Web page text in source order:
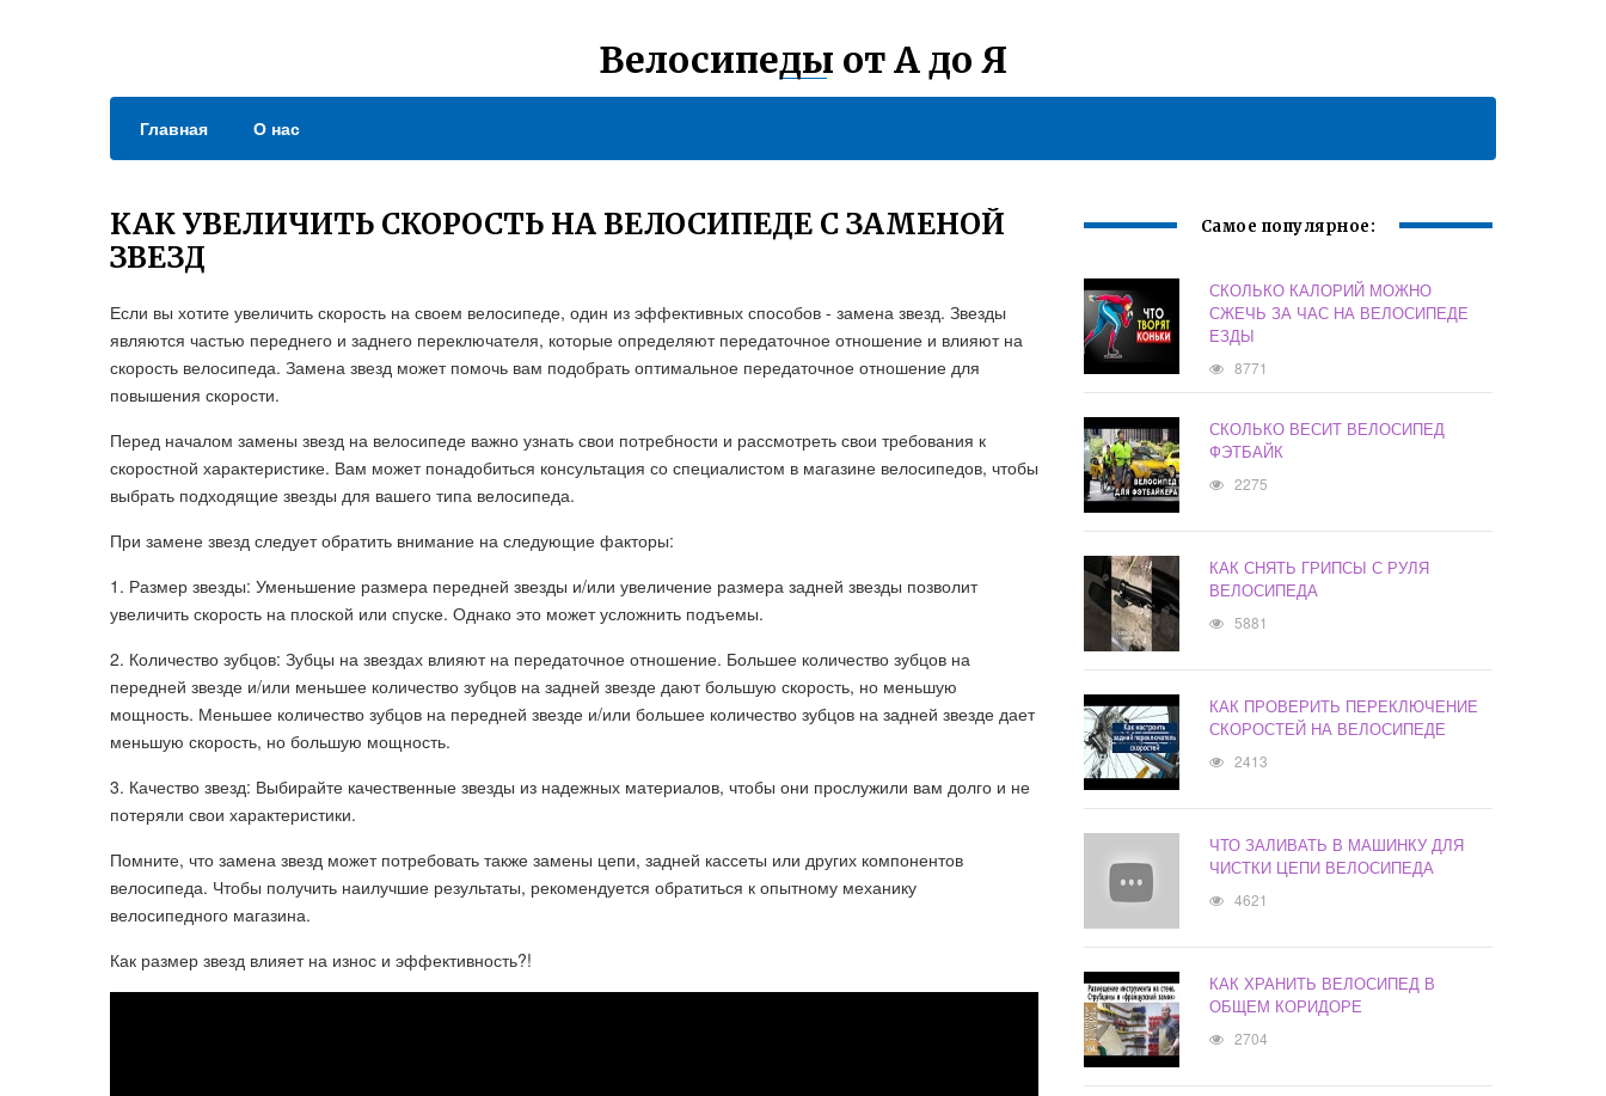
Велосипеды от А до Я
Главная О нас
КАК УВЕЛИЧИТЬ СКОРОСТЬ НА ВЕЛОСИПЕДЕ С ЗАМЕНОЙ
ЗВЕЗД
Если вы хотите увеличить скорость на своем велосипеде, один из эффективных способов - замена звезд. Звезды
являются частью переднего и заднего переключателя, которые определяют передаточное отношение и влияют на
скорость велосипеда. Замена звезд может помочь вам подобрать оптимальное передаточное отношение для
повышения скорости.
Перед началом замены звезд на велосипеде важно узнать свои потребности и рассмотреть свои требования к
скоростной характеристике. Вам может понадобиться консультация со специалистом в магазине велосипедов, чтобы
выбрать подходящие звезды для вашего типа велосипеда.
При замене звезд следует обратить внимание на следующие факторы:
1. Размер звезды: Уменьшение размера передней звезды и/или увеличение размера задней звезды позволит
увеличить скорость на плоской или спуске. Однако это может усложнить подъемы.
2. Количество зубцов: Зубцы на звездах влияют на передаточное отношение. Большее количество зубцов на
передней звезде и/или меньшее количество зубцов на задней звезде дают большую скорость, но меньшую
мощность. Меньшее количество зубцов на передней звезде и/или большее количество зубцов на задней звезде дает
меньшую скорость, но большую мощность.
3. Качество звезд: Выбирайте качественные звезды из надежных материалов, чтобы они прослужили вам долго и не
потеряли свои характеристики.
Помните, что замена звезд может потребовать также замены цепи, задней кассеты или других компонентов
велосипеда. Чтобы получить наилучшие результаты, рекомендуется обратиться к опытному механику
велосипедного магазина.
Как размер звезд влияет на износ и эффективность?!
Самое популярное:
СКОЛЬКО КАЛОРИЙ МОЖНО
СЖЕЧЬ ЗА ЧАС НА ВЕЛОСИПЕДЕ
ЕЗДЫ
8771
СКОЛЬКО ВЕСИТ ВЕЛОСИПЕД
ФЭТБАЙК
2275
КАК СНЯТЬ ГРИПСЫ С РУЛЯ
ВЕЛОСИПЕДА
5881
КАК ПРОВЕРИТЬ ПЕРЕКЛЮЧЕНИЕ
СКОРОСТЕЙ НА ВЕЛОСИПЕДЕ
2413
ЧТО ЗАЛИВАТЬ В МАШИНКУ ДЛЯ
ЧИСТКИ ЦЕПИ ВЕЛОСИПЕДА
4621
КАК ХРАНИТЬ ВЕЛОСИПЕД В
ОБЩЕМ КОРИДОРЕ
2704